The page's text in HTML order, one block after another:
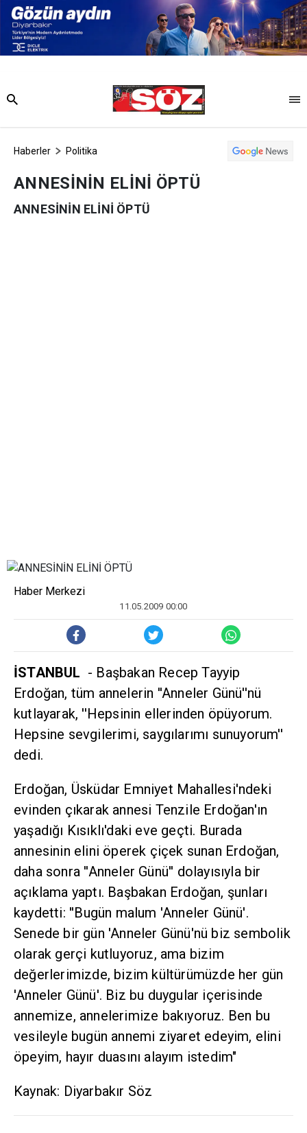
Haberler Politika
ANNESİNİN ELİNİ ÖPTÜ
ANNESİNİN ELİNİ ÖPTÜ
Haber Merkezi
11.05.2009 00:00
İSTANBUL - Başbakan Recep Tayyip
Erdoğan, tüm annelerin ''Anneler Günü''nü
kutlayarak, ''Hepsinin ellerinden öpüyorum.
Hepsine sevgilerimi, saygılarımı sunuyorum''
dedi.
Erdoğan, Üsküdar Emniyet Mahallesi'ndeki
evinden çıkarak annesi Tenzile Erdoğan'ın
yaşadığı Kısıklı'daki eve geçti. Burada
annesinin elini öperek çiçek sunan Erdoğan,
daha sonra ''Anneler Günü'' dolayısıyla bir
açıklama yaptı. Başbakan Erdoğan, şunları
kaydetti: ''Bugün malum 'Anneler Günü'.
Senede bir gün 'Anneler Günü'nü biz sembolik
olarak gerçi kutluyoruz, ama bizim
değerlerimizde, bizim kültürümüzde her gün
'Anneler Günü'. Biz bu duygular içerisinde
annemize, annelerimize bakıyoruz. Ben bu
vesileyle bugün annemi ziyaret edeyim, elini
öpeyim, hayır duasını alayım istedim"
Kaynak: Diyarbakır Söz